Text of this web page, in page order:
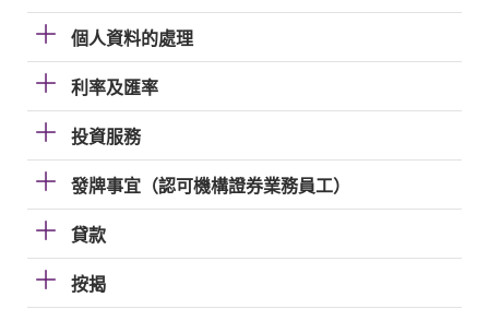
個人資料的處理
利率及匯率
投資服務
發牌事宜（認可機構證券業務員工）
貸款
按揭